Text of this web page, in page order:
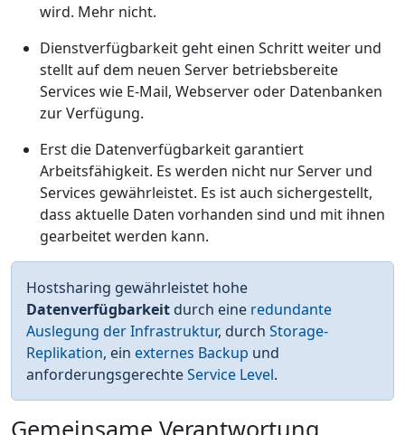
wird. Mehr nicht.
Dienstverfügbarkeit geht einen Schritt weiter und
stellt auf dem neuen Server betriebsbereite
Services wie E-Mail, Webserver oder Datenbanken
zur Verfügung.
Erst die Datenverfügbarkeit garantiert
Arbeitsfähigkeit. Es werden nicht nur Server und
Services gewährleistet. Es ist auch sichergestellt,
dass aktuelle Daten vorhanden sind und mit ihnen
gearbeitet werden kann.
Hostsharing gewährleistet hohe
Datenverfügbarkeit durch eine redundante
Auslegung der Infrastruktur, durch Storage-
Replikation, ein externes Backup und
anforderungsgerechteService Level.
Gemeinsame Verantwortung